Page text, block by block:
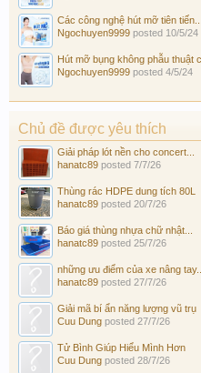
Các công nghệ hút mỡ tiên tiến...
Ngochuyen9999 posted 10/5/24
Hút mỡ bụng không phẫu thuật
Ngochuyen9999 posted 4/5/24
Chủ đề được yêu thích
Giải pháp lót nền cho concert...
hanatc89 posted 7/7/26
Thùng rác HDPE dung tích 80L
hanatc89 posted 20/7/26
Báo giá thùng nhựa chữ nhật...
hanatc89 posted 25/7/26
những ưu điểm của xe nâng tay...
hanatc89 posted 27/7/26
Giải mã bí ẩn năng lượng vũ trụ
Cuu Dung posted 27/7/26
Tử Bình Giúp Hiểu Mình Hơn
Cuu Dung posted 28/7/26